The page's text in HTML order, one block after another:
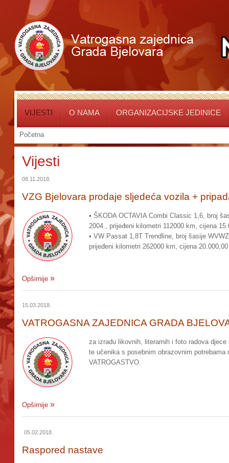
VIJESTI O NAMA ORGANIZACIJSKE JEDINICE
Početna
Vijesti
08.11.2018.
VZG Bjelovara prodaje sljedeća vozila +
• ŠKODA OCTAVIA Combi Classic 1,6, broj
2004., prijeđeni kilometri 112000 km, cijena
• VW Passat 1,8T Trendline, broj šasije
prijeđeni kilometri 262000 km, cijena
Opširnije
15.03.2018.
VATROGASNA ZAJEDNICA GRADA
za izradu likovnih, literarnih i foto radova
te učenika s posebnim obrazovnim potrebama
VATROGASTVO.
Opširnije
05.02.2018.
Raspored nastave